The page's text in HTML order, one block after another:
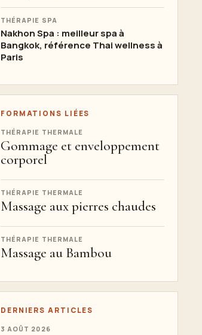
THÉRAPIE SPA
Nakhon Spa : meilleur spa à
Bangkok, référence Thai wellness à
Paris
FORMATIONS LIÉES
THÉRAPIE THERMALE
Gommage et enveloppement
corporel
THÉRAPIE THERMALE
Massage aux pierres chaudes
THÉRAPIE THERMALE
Massage au Bambou
DERNIERS ARTICLES
3 AOÛT 2026